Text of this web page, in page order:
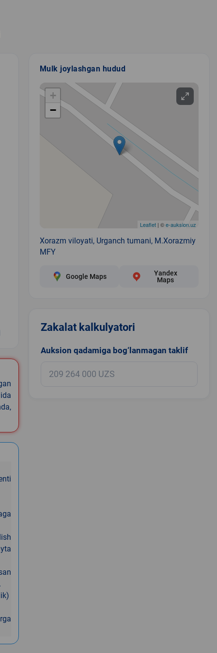
Mulk joylashgan hudud
+
−
Leaflet| ©e-auksion.uz
Xorazm viloyati, Urganch tumani, M.Xorazmiy
MFY
Google Maps
Yandex
Maps
Zakalat kalkulyatori
Auksion qadamiga bog‘lanmagan taklif